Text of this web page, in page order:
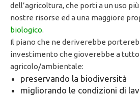
dell’agricoltura, che porti a un uso
nostre risorse ed a una maggiore
biologico.
Il piano che ne deriverebbe
investimento che gioverebbe a
agricolo/ambientale:
preservando la biodiversità
migliorando le condizioni di